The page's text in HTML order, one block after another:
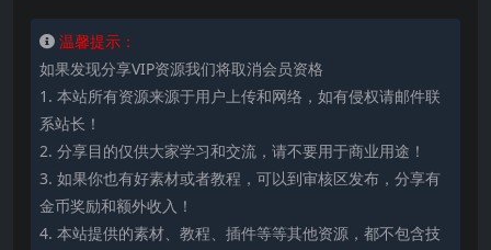
温馨提示：
如果发现分享VIP资源我们将取消会员资格
1. 本站所有资源来源于用户上传和网络，如有侵权请邮件联
系站长！
2. 分享目的仅供大家学习和交流，请不要用于商业用途！
3. 如果你也有好素材或者教程，可以到审核区发布，分享有
金币奖励和额外收入！
4. 本站提供的素材、教程、插件等等其他资源，都不包含技